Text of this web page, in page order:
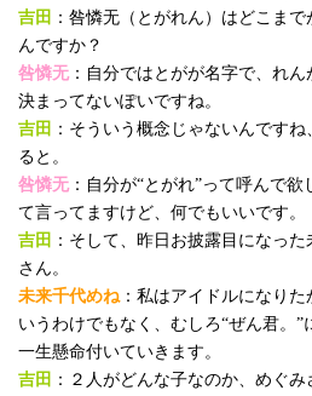
吉田 ：咎憐无（とがれん）はどこま
んですか？
咎憐无：自分ではとがが名字で、れ
決まってないぽいですね。
吉田 ：そういう概念じゃないんです
ると。
咎憐无：自分が“とがれ”って呼んで
て言ってますけど、何でもいいです。
吉田 ：そして、昨日お披露目になっ
さん。
未来千代めね ：私はアイドルになり
いうわけでもなく、むしろ“ぜん君。
一生懸命付いていきます。
吉田 ：２人がどんな子なのか、めぐ